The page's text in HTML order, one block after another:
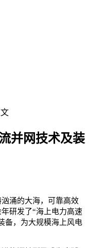
并网技术及装
涌的大海，可靠高效
研发了“海上电力高速
，为大规模海上风电